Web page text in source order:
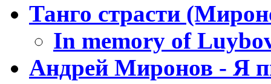
Танго страсти
In memory of
Андрей Миронов - Я